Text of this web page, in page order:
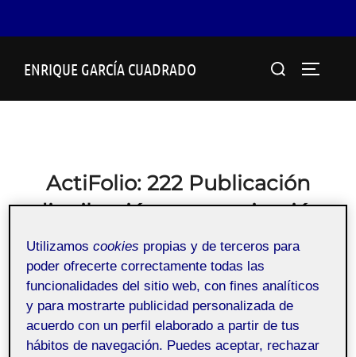
ENRIQUE GARCÍA CUADRADO Buscar:
ActiFolio: 222 Publicación
distribución y monetización
222_76_591
Publicación distribución y monetización
Utilizamoscookies propias y de terceros para
poder ofrecerte correctamente todas las
funcionalidades del sitio web, con fines analíticos
y para mostrarte publicidad personalizada de
acuerdo con un perfil elaborado a partir de tus
hábitos de navegación. Puedes aceptar, rechazar